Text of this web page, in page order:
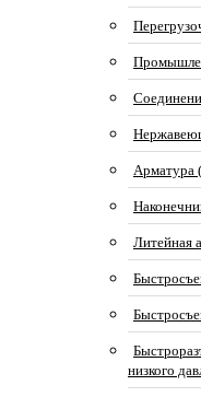
Арматура
Литейная
низкого